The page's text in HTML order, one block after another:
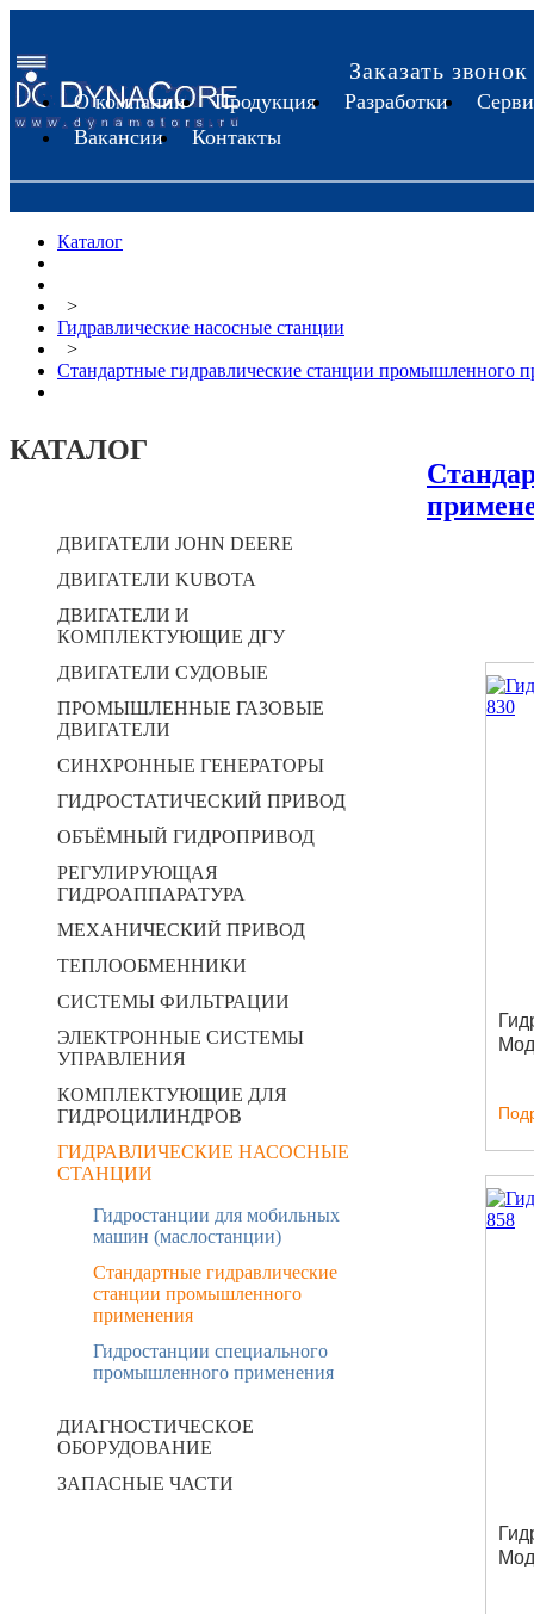
Заказать звонок
О компании Продукция Разработки
Вакансии
Контакты
Каталог
>
Гидравлические насосные станции
>
Стандартные гидравлические станции промышленного
КАТАЛОГ
ДВИГАТЕЛИ JOHN DEERE
ДВИГАТЕЛИ KUBOTA
ДВИГАТЕЛИ И
КОМПЛЕКТУЮЩИЕ ДГУ
ДВИГАТЕЛИ СУДОВЫЕ
ПРОМЫШЛЕННЫЕ ГАЗОВЫЕ
ДВИГАТЕЛИ
СИНХРОННЫЕ ГЕНЕРАТОРЫ
ГИДРОСТАТИЧЕСКИЙ ПРИВОД
ОБЪЁМНЫЙ ГИДРОПРИВОД
РЕГУЛИРУЮЩАЯ
ГИДРОАППАРАТУРА
МЕХАНИЧЕСКИЙ ПРИВОД
ТЕПЛООБМЕННИКИ
СИСТЕМЫ ФИЛЬТРАЦИИ
ЭЛЕКТРОННЫЕ СИСТЕМЫ
УПРАВЛЕНИЯ
КОМПЛЕКТУЮЩИЕ ДЛЯ
ГИДРОЦИЛИНДРОВ
ГИДРАВЛИЧЕСКИЕ НАСОСНЫЕ
СТАНЦИИ
Гидростанции для мобильных
машин (маслостанции)
Стандартные гидравлические
станции промышленного
применения
Гидростанции специального
промышленного применения
ДИАГНОСТИЧЕСКОЕ
ОБОРУДОВАНИЕ
ЗАПАСНЫЕ ЧАСТИ